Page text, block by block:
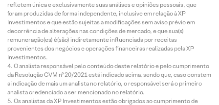
refletem única e exclusivamente suas análises e opiniões pessoais, que
foram produzidas de forma independente, inclusive em relação à XP
Investimentos e que estão sujeitas a modificações sem aviso prévio em
decorrência de alterações nas condições de mercado, e que sua(s)
remuneração(es) é(são) indiretamente influenciada por receitas
provenientes dos negócios e operações financeiras realizadas pela XP
Investimentos.
O analista responsável pelo conteúdo deste relatório e pelo cumprimento
da Resolução CVM nº 20/2021 está indicado acima, sendo que, caso constem
a indicação de mais um analista no relatório, o responsável será o primeiro
analista credenciado a ser mencionado no relatório.
Os analistas da XP Investimentos estão obrigados ao cumprimento de